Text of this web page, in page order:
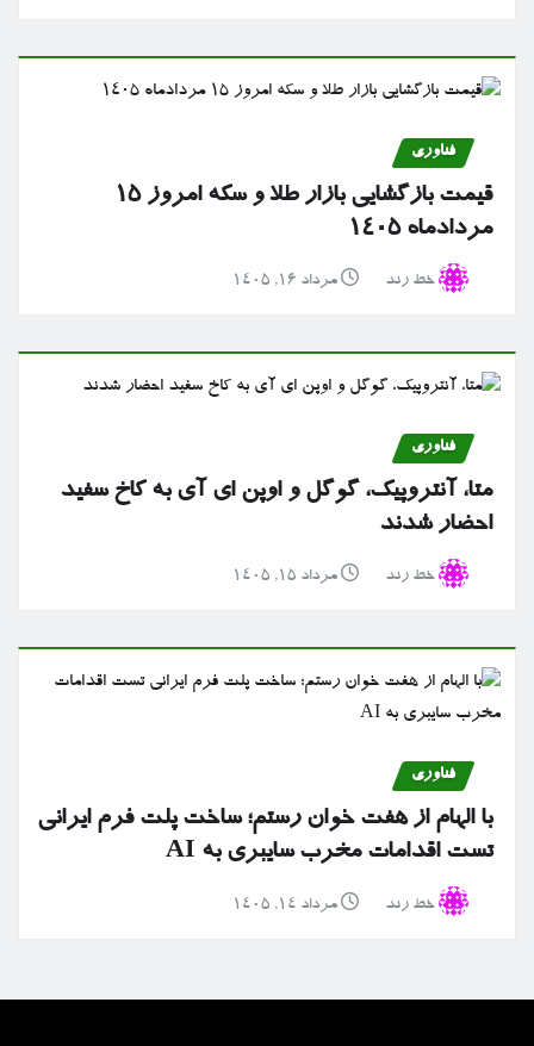
فناوری
قیمت بازگشایی بازار طلا و سکه امروز ۱۵
مردادماه ۱۴۰۵
خط رند مرداد ۱۶, ۱۴۰۵
فناوری
متا، آنتروپیک، گوگل و اوپن ای آی به کاخ سفید
احضار شدند
خط رند مرداد ۱۵, ۱۴۰۵
فناوری
با الهام از هفت خوان رستم؛ ساخت پلت فرم ایرانی
تست اقدامات مخرب سایبری به AI
خط رند مرداد ۱۴, ۱۴۰۵